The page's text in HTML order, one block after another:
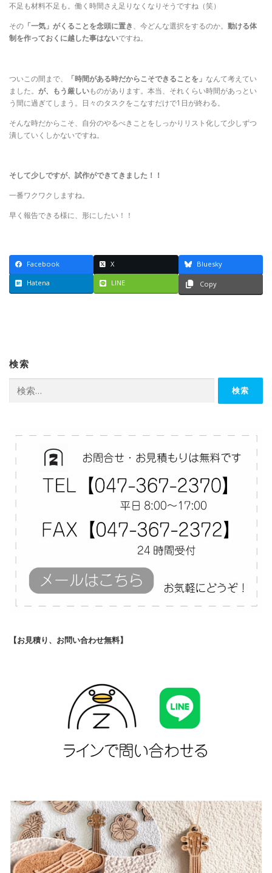
不足も材料不足も。働く時間さえ足りなくなりそうですね（笑）
その 「一気」がくることを念頭に置き、今どんな選択をするのか。 動ける体
制を作っておくに越した事はないですね。
ついこの間まで、 「時間がある時だからこそできることを」 なんて考えてい
ました。 が、もう厳しいものがあります。本当、それくらい時間があっとい
う間に過ぎてしまう。日々のタスクをこなすだけで1日が終わる。
そんな時だからこそ、自分のやるべきことをしっかりリスト化して少しずつ
潰していくしかないですね。
そして少しですが、試作ができてきました！！
一番ワクワクしますね。
早く報告できる様に、形にしたい！！
Facebook X Bluesky
Hatena LINE Copy
検索
索:
【お見積り、お問い合わせ無料】